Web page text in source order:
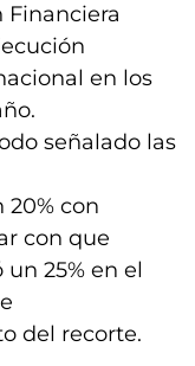
Financiera
en los
señalado las
con
con que
25% en el
del recorte.